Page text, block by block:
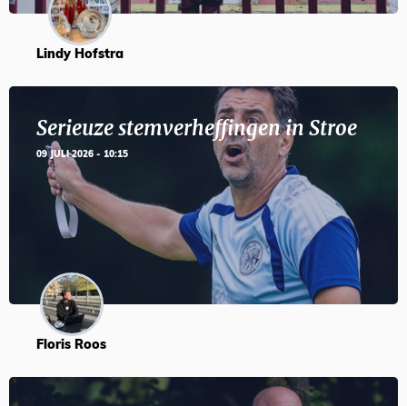
Lindy Hofstra
Serieuze stemverheffingen in Stroe
09 JULI 2026 - 10:15
Floris Roos